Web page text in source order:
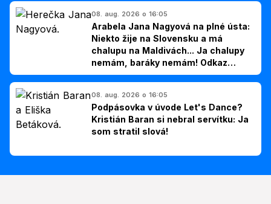
08. aug. 2026 o 16:05
Arabela Jana Nagyová na plné ústa:
Niekto žije na Slovensku a má
chalupu na Maldivách... Ja chalupy
nemám, baráky nemám! Odkaz
Slovákom
08. aug. 2026 o 16:05
Podpásovka v úvode Let's Dance?
Kristián Baran si nebral servítku: Ja
som stratil slová!